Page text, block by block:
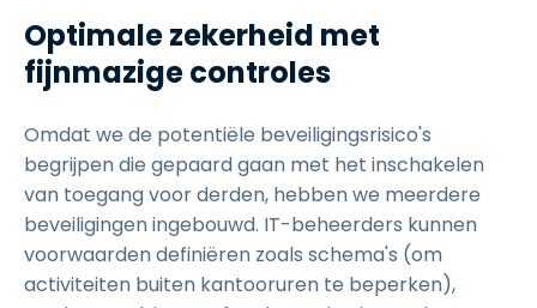
Optimale zekerheid met
fijnmazige controles
Omdat we de potentiële beveiligingsrisico's
begrijpen die gepaard gaan met het inschakelen
van toegang voor derden, hebben we meerdere
beveiligingen ingebouwd. IT-beheerders kunnen
voorwaarden definiëren zoals schema's (om
activiteiten buiten kantooruren te beperken),